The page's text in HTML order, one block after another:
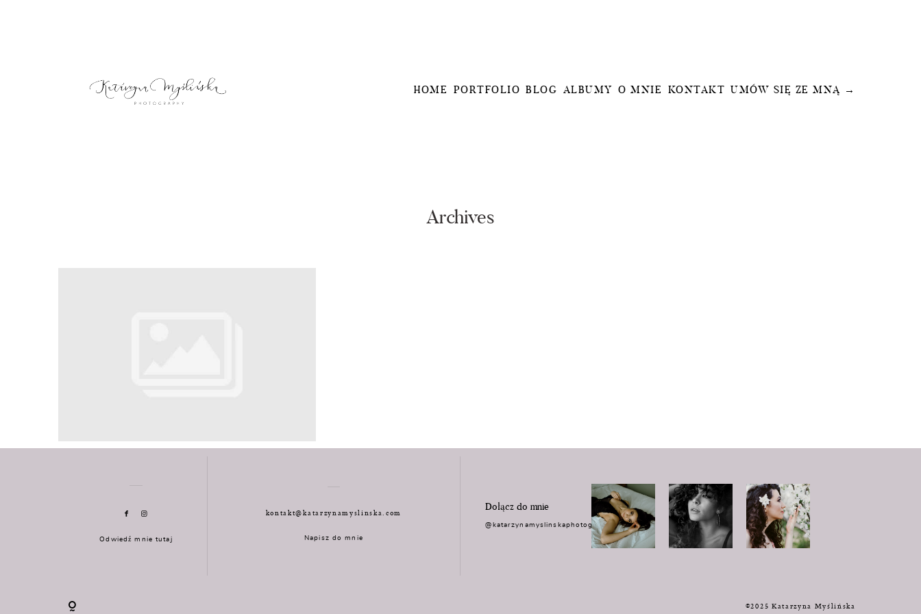
HOME PORTFOLIO BLOG ALBUMY O MNIE KONTAKT UMÓW SIĘ ZE MNĄ →
Archives
Odwiedź mnie tutaj
kontakt@katarzynamyslinska.com
Napisz do mnie
Dołącz do mnie
@katarzynamyslinskaphotography
©2025 Katarzyna Myślińska